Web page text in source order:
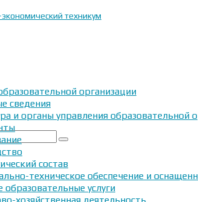
организации
сведения
и органы управления образовательной
состав
техническое обеспечение и
образовательные услуги